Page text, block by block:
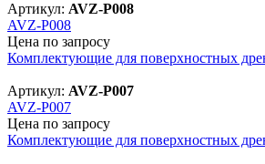
Артикул: AVZ-P008
AVZ-P008
Цена по запросу
Комплектующие для поверхностных
Артикул: AVZ-P007
AVZ-P007
Цена по запросу
Комплектующие для поверхностных